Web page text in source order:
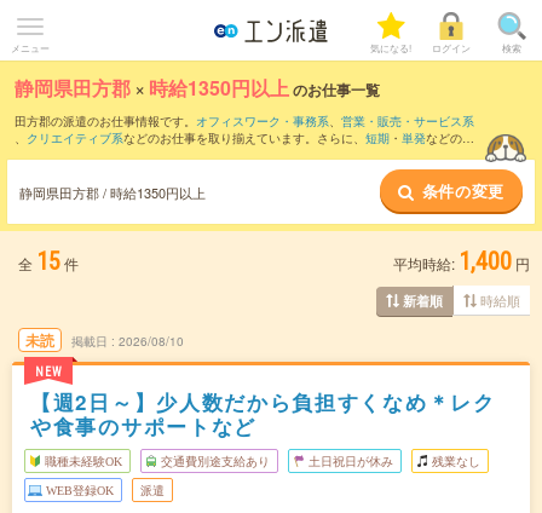
メニュー 気になる! ログイン 検索
静岡県田方郡 × 時給1350円以上のお仕事一覧
田方郡の派遣のお仕事情報です。 オフィスワーク・事務系、 営業・販売・サービス系
、 クリエイティブ系などのお仕事を取り揃えています。さらに、 短期 ・ 単発などの期
静岡県田方郡 / 時給1350円以上 条件の変更
全 15件 平均時給: 1,400 円
新着順 時給順
未読
NEW
掲載日 2026/08/10
【週2日～】少人数だから負担すくなめ＊レク
や食事のサポートなど
職種未経験OK 交通費別途支給あり 土日祝日が休み 残業なし
WEB登録OK 派遣